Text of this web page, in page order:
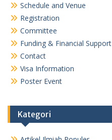
Schedule and Venue
Registration
Committee
Funding & Financial Support
Contact
Visa Information
Poster Event
Kategori